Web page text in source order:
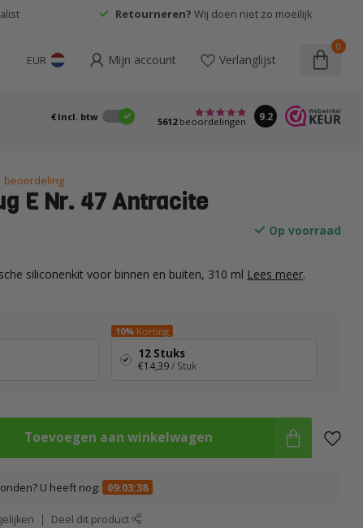
Retourneren? Wij doen niet zo moeilijk
EUR Mijn account Verlanglijst
0
€ Incl. btw 5612beoordelingen 9.2
beoordeling
E Nr. 47 Antracite
Op voorraad
siliconenkit voor binnen en buiten, 310 ml Lees meer.
10%Korting
12 Stuks
€14,39 / Stuk
Toevoegen aan winkelwagen
U heeft nog: 09:03:37
Deel dit product